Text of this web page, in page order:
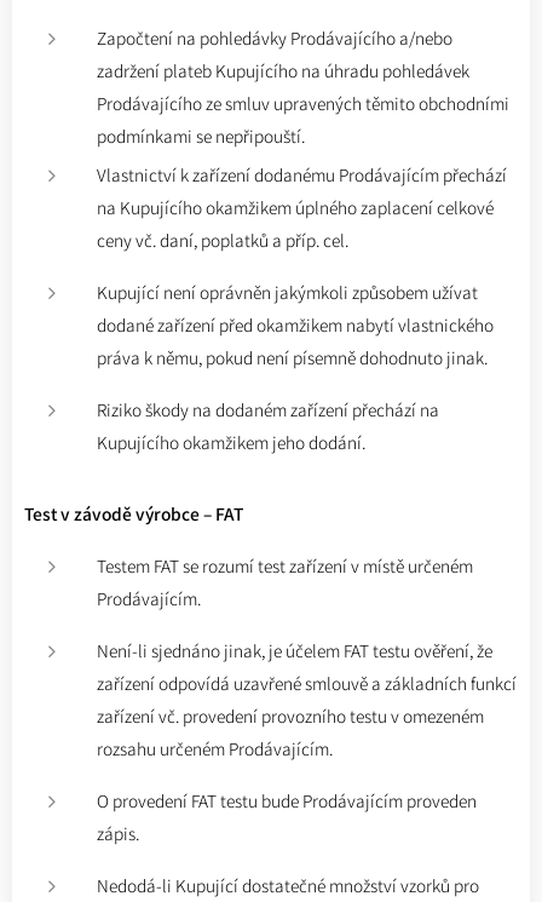
Započtení na pohledávky Prodávajícího a/nebo
zadržení plateb Kupujícího na úhradu pohledávek
Prodávajícího ze smluv upravených těmito obchodními
podmínkami se nepřipouští.
Vlastnictví k zařízení dodanému Prodávajícím přechází
na Kupujícího okamžikem úplného zaplacení celkové
ceny vč. daní, poplatků a příp. cel.
Kupující není oprávněn jakýmkoli způsobem užívat
dodané zařízení před okamžikem nabytí vlastnického
práva k němu, pokud není písemně dohodnuto jinak.
Riziko škody na dodaném zařízení přechází na
Kupujícího okamžikem jeho dodání.
Test v závodě výrobce – FAT
Testem FAT se rozumí test zařízení v místě určeném
Prodávajícím.
Není-li sjednáno jinak, je účelem FAT testu ověření, že
zařízení odpovídá uzavřené smlouvě a základních funkcí
zařízení vč. provedení provozního testu v omezeném
rozsahu určeném Prodávajícím.
O provedení FAT testu bude Prodávajícím proveden
zápis.
Nedodá-li Kupující dostatečné množství vzorků pro